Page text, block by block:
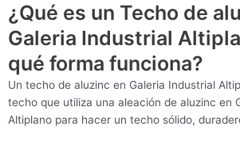
¿Qué es un Techo de
Galeria Industrial
qué forma funciona?
Un techo de aluzinc en Galeria Industrial
techo que utiliza una aleación de aluzinc en
Altiplano para hacer un techo sólido,